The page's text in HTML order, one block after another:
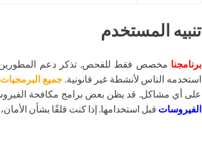
تنبيه المستخدم
برنامجنا مخصص فقط للفحص. تذكر دعم المطورين
استخدمه الناس لأنشطة غير قانونية. جميع البرمجيات
على أي مشاكل. قد يظن بعض برامج مكافحة
الفيروسات قبل استخدامها. إذا كنت قلقًا بشأن الأمان،